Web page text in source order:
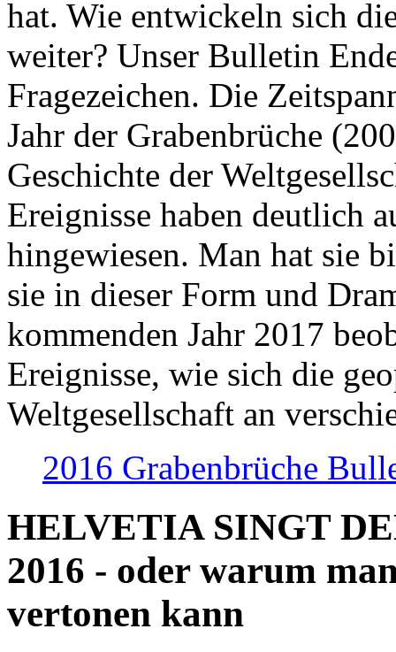
hat. Wie entwickeln sich
weiter? Unser Bulletin
Fragezeichen. Die
Jahr der Grabenbrüche
Geschichte der
Ereignisse haben deutlich
hingewiesen. Man hat sie
sie in dieser Form und
kommenden Jahr 2017
Ereignisse, wie sich die
Weltgesellschaft an
2016 Grabenbrüche
HELVETIA SINGT
2016 - oder warum
vertonen kann